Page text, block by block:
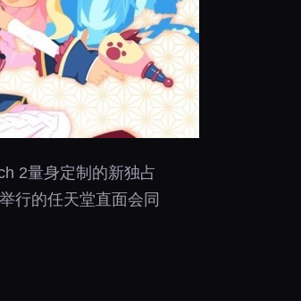
2量身定制的新独占
行的任天堂直面会同